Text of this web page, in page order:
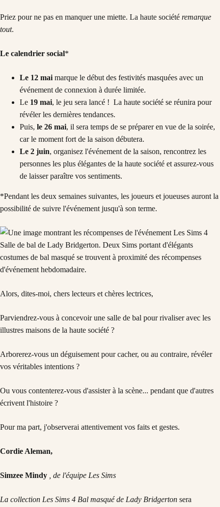
Priez pour ne pas en manquer une miette. La haute société remarque
tout.
Le calendrier social*
Le 12 mai marque le début des festivités masquées avec un
événement de connexion à durée limitée.
Le 19 mai, le jeu sera lancé ! La haute société se réunira pour
révéler les dernières tendances.
Puis, le 26 mai, il sera temps de se préparer en vue de la soirée,
car le moment fort de la saison débutera.
Le 2 juin, organisez l'événement de la saison, rencontrez les
personnes les plus élégantes de la haute société et assurez-vous
de laisser paraître vos sentiments.
*Pendant les deux semaines suivantes, les joueurs et joueuses auront la
possibilité de suivre l'événement jusqu'à son terme.
Alors, dites-moi, chers lecteurs et chères lectrices,
Parviendrez-vous à concevoir une salle de bal pour rivaliser avec les
illustres maisons de la haute société ?
Arborerez-vous un déguisement pour cacher, ou au contraire, révéler
vos véritables intentions ?
Ou vous contenterez-vous d'assister à la scène... pendant que d'autres
écrivent l'histoire ?
Pour ma part, j'observerai attentivement vos faits et gestes.
Cordie Aleman,
Simzee Mindy , de l'équipe Les Sims
La collection Les Sims 4 Bal masqué de Lady Bridgerton sera